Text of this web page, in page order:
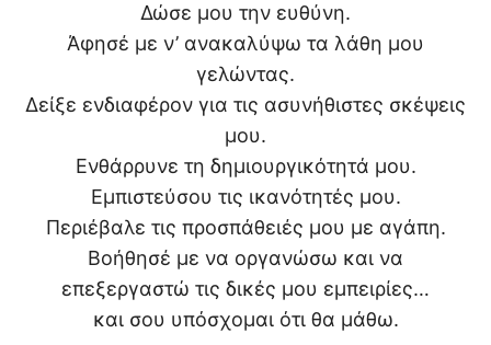
Δώσε μου την ευθύνη.
Άφησέ με ν’ ανακαλύψω τα λάθη μου
γελώντας.
Δείξε ενδιαφέρον για τις ασυνήθιστες σκέψεις
μου.
Ενθάρρυνε τη δημιουργικότητά μου.
Εμπιστεύσου τις ικανότητές μου.
Περιέβαλε τις προσπάθειές μου με αγάπη.
Βοήθησέ με να οργανώσω και να
επεξεργαστώ τις δικές μου εμπειρίες…
και σου υπόσχομαι ότι θα μάθω.